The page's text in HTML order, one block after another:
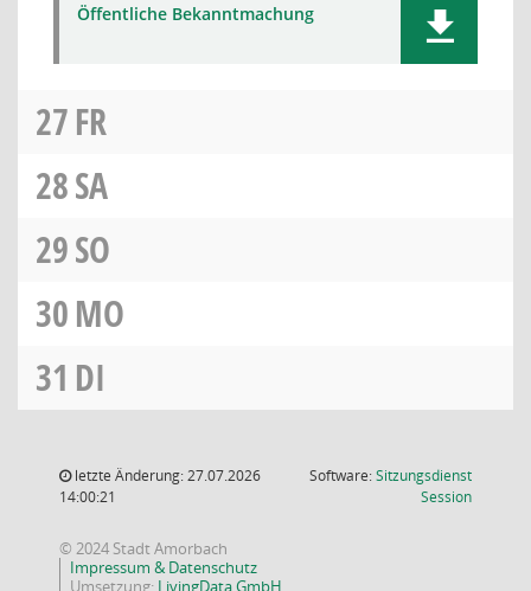
Öffentliche Bekanntmachung
27FR
28SA
29SO
30MO
31 DI
letzte Änderung: 27.07.2026
14:00:21
Software:Sitzungsdienst
Session(Wird in
© 2024 Stadt Amorbach
Impressum & Datenschutz
Umsetzung: LivingData GmbH